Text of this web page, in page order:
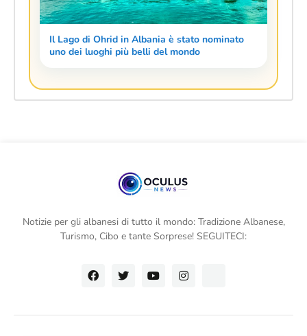
Il Lago di Ohrid in Albania è stato nominato
uno dei luoghi più belli del mondo
Notizie per gli albanesi di tutto il mondo: Tradizione Albanese,
Turismo, Cibo e tante Sorprese! SEGUITECI: